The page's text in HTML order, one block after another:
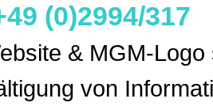
(0)2994/
& MGM-
von